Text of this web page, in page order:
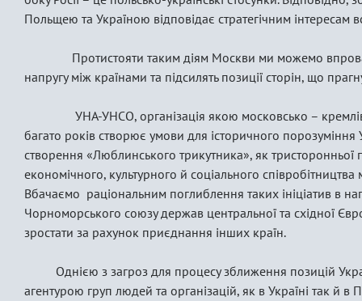
Польщею та Україною відповідає стратегічним
Протистояти таким діям Москви ми можемо
напругу між країнами та підсилять позиції сторін, що
УНА-УНСО, організація якою московсько –
багато років створює умови для історичного
створення «Люблинського трикутника», як
економічного, культурного й соціального
Вбачаємо раціональним поглиблення таких ініціатив в
Чорноморського союзу держав центральної та східної
зростати за рахунок приєднання інших країн.
Однією з загроз для процесу зближення позицій
агентурою груп людей та організацій, як в Україні так й в